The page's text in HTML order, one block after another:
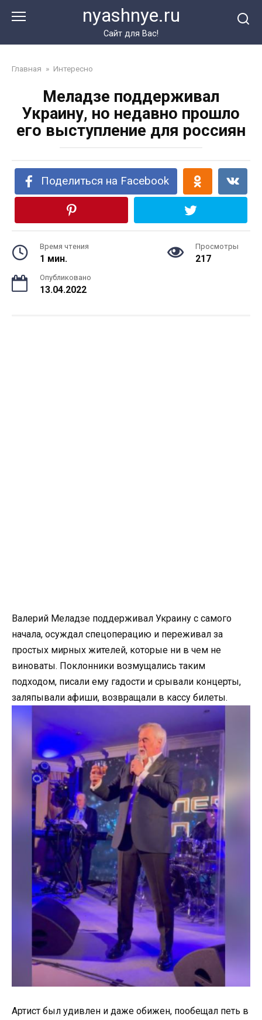
nyashnye.ru
Сайт для Вас!
Главная » Интересно
Меладзе поддерживал
Украину, но недавно прошло
его выступление для россиян
Поделиться на Facebook
Время чтения
1 мин.
Просмотры
217
Опубликовано
13.04.2022
Валерий Меладзе поддерживал Украину с самого
начала, осуждал спецоперацию и переживал за
простых мирных жителей, которые ни в чем не
виноваты. Поклонники возмущались таким
подходом, писали ему гадости и срывали концерты,
заляпывали афиши, возвращали в кассу билеты.
Артист был удивлен и даже обижен, пообещал петь в